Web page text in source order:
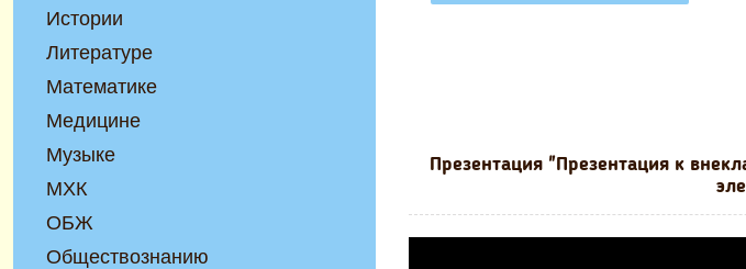
Презентация "Презентация к
Истории
Литературе
Математике
Медицине
Музыке
МХК
ОБЖ
Обществознанию